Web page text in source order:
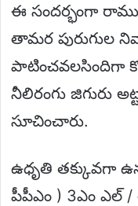
ఈ సందర్భంగా
తామర పురుగుల
పాటించవలసిందిగా
నీలిరంగు జిగురు
సూచించారు.
ఉధృతి తక్కువగా
పీపీఎం ) 3ఎం ఎల్